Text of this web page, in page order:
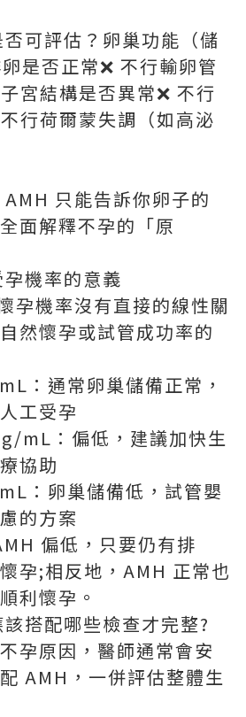
可評估？卵巢功能（儲
是否正常❌ 不行輸卵管
宮結構是否異常❌ 不行
行荷爾蒙失調（如高泌
只能告訴你卵子的
面解釋不孕的「原
機率的意義
孕機率沒有直接的線性關
然懷孕或試管成功率的
：通常卵巢儲備正常，
工受孕
mL：偏低，建議加快生
協助
：卵巢儲備低，試管嬰
的方案
偏低，只要仍有排
孕;相反地，AMH 正常也
利懷孕。
搭配哪些檢查才完整?
孕原因，醫師通常會安
AMH，一併評估整體生